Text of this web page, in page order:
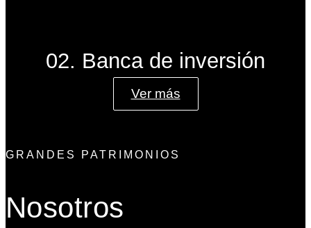
02. Banca de inversión
Ver más
GRANDES PATRIMONIOS
Nosotros